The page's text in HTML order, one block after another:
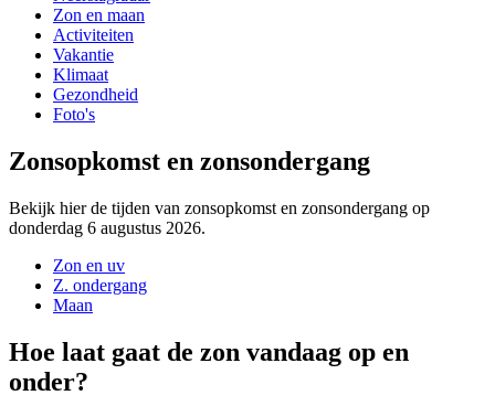
Zon en maan
Activiteiten
Vakantie
Klimaat
Gezondheid
Foto's
Zonsopkomst en zonsondergang
Bekijk hier de tijden van zonsopkomst en zonsondergang op
donderdag 6 augustus 2026.
Zon en uv
Z. ondergang
Maan
Hoe laat gaat de zon vandaag op en
onder?